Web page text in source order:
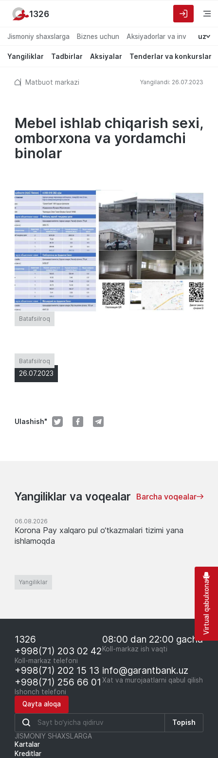
Jismoniy shaxslarga Biznes uchun Aksiyadorlar va investorlarga
uz
Yangiliklar Tadbirlar Aksiyalar Tenderlar va konkurslar
1326
Matbuot markazi Yangilandi: 26.07.2023
Mebel ishlab chiqarish sexi,
omborxona va yordamchi
binolar
Batafsilroq
26.07.2023
Ulashish"
Batafsilroq
Yangiliklar va voqealar Barcha voqealar
06.08.2026
Korona Pay xalqaro pul o‘tkazmalari tizimi yana
ishlamoqda
Yangiliklar
1326
+998(71) 203 02 42
Koll-markaz telefoni
08:00 dan 22:00 gacha
Koll-markaz ish vaqti
+998(71) 202 15 13
+998(71) 256 66 01
Ishonch telefoni
info@garantbank.uz
Xat va murojaatlarni qabul qilish
Qayta aloqa
Topish
JISMONIY SHAXSLARGA
Kartalar
Kreditlar
Virtual qabulxona